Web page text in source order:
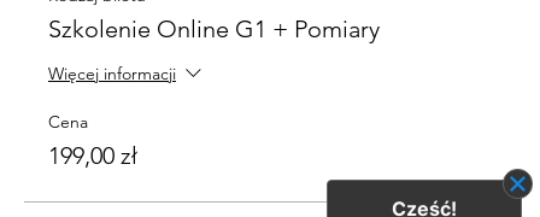
Szkolenie Online G1 + Pomiary
Więcej informacji
Cena
199,00 zł
Cześć!